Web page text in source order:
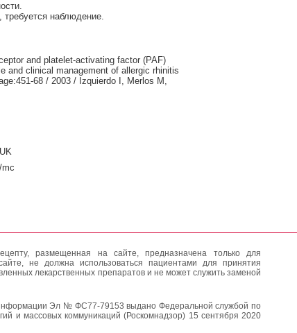
требуется наблюдение.
and platelet-activating factor (PAF)
and clinical management of allergic rhinitis
68 / 2003 / Izquierdo I, Merlos M,
размещенная на сайте, предназначена только для
не должна использоваться пациентами для принятия
лекарственных препаратов и не может служить заменой
информации Эл № ФС77-79153 выдано Федеральной службой по
и массовых коммуникаций (Роскомнадзор) 15 сентября 2020